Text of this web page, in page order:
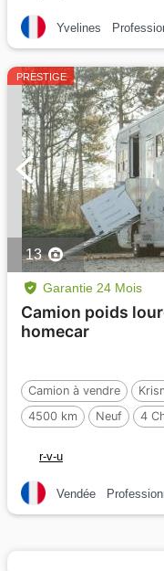
Yvelines
PRESTIGE
13
Garantie 24 Mois
Camion poids
homecar
Camion à vendre
4500 km
Neuf 4
r-v-u
Vendée